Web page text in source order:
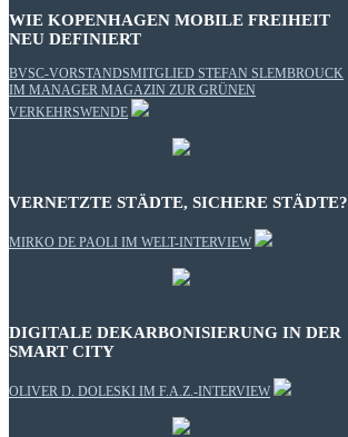
WIE KOPENHAGEN MOBILE FREIHEIT
NEU DEFINIERT
BVSC-VORSTANDSMITGLIED STEFAN SLEMBROUCK
IM MANAGER MAGAZIN ZUR GRÜNEN
VERKEHRSWENDE
VERNETZTE STÄDTE, SICHERE STÄDTE?
MIRKO DE PAOLI IM WELT-INTERVIEW
DIGITALE DEKARBONISIERUNG IN DER
SMART CITY
OLIVER D. DOLESKI IM F.A.Z.-INTERVIEW